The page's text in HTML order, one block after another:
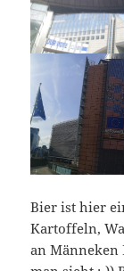
Bier ist hier
Kartoffeln,
an